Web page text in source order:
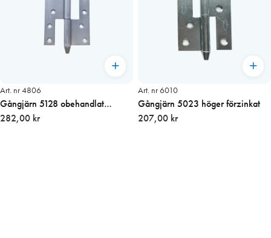
Art. nr 4806
Gångjärn 5128 obehandlat
Vänster
282,00 kr
Art. nr 6010
Gångjärn 5023 höger förzinkat
207,00 kr